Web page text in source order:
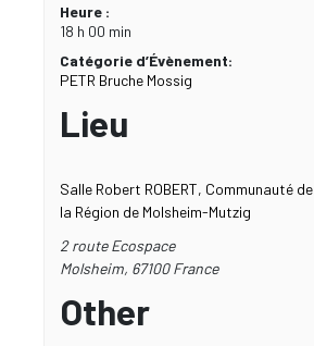
Heure :
18 h 00 min
Catégorie d’Évènement:
PETR Bruche Mossig
Lieu
Salle Robert ROBERT, Communauté
la Région de Molsheim-Mutzig
2 route Ecospace
Molsheim, 67100 France
Other